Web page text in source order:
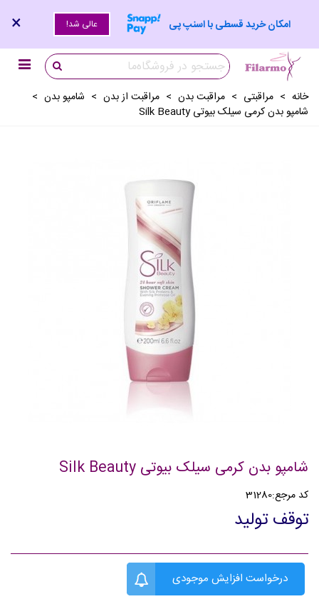
امکان خرید قسطی با اسنپ پی عالی شد! ×
خانه > مراقبتی > مراقبت بدن > مراقبت از بدن > شامپو بدن >
شامپو بدن کرمی سیلک بیوتی Silk Beauty
شامپو بدن کرمی سیلک بیوتی Silk Beauty
کد مرجع:31280
توقف تولید
درخواست افزایش موجودی